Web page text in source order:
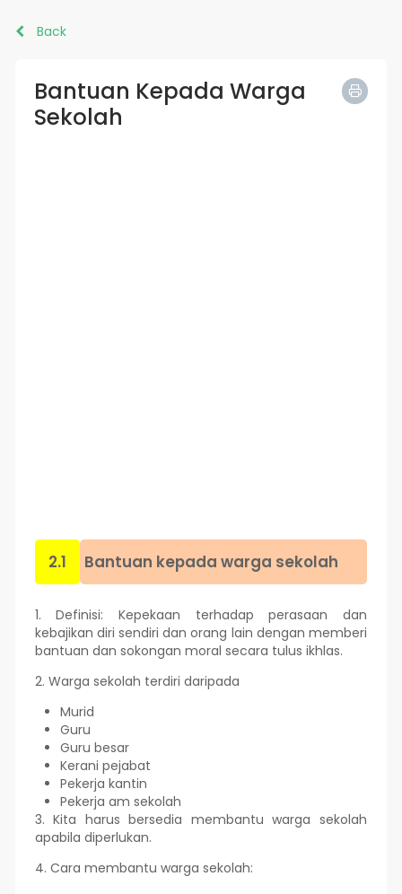
Back
Bantuan Kepada Warga
Sekolah
2.1 Bantuan kepada warga sekolah
1. Definisi: Kepekaan terhadap perasaan dan
kebajikan diri sendiri dan orang lain dengan memberi
bantuan dan sokongan moral secara tulus ikhlas.
2. Warga sekolah terdiri daripada
Murid
Guru
Guru besar
Kerani pejabat
Pekerja kantin
Pekerja am sekolah
3. Kita harus bersedia membantu warga sekolah
apabila diperlukan.
4. Cara membantu warga sekolah: